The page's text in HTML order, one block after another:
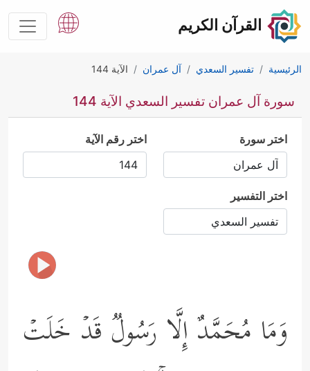
القرآن الكريم
الرئيسية تفسير السعدي آل عمران الآية 144
سورة آل عمران تفسير السعدي الآية 144
اختر سورة اختر رقم الآية
اختر التفسير
وَمَا مُحَمَّدٌ إِلَّا رَسُولࣱ قَدۡ خَلَتۡ